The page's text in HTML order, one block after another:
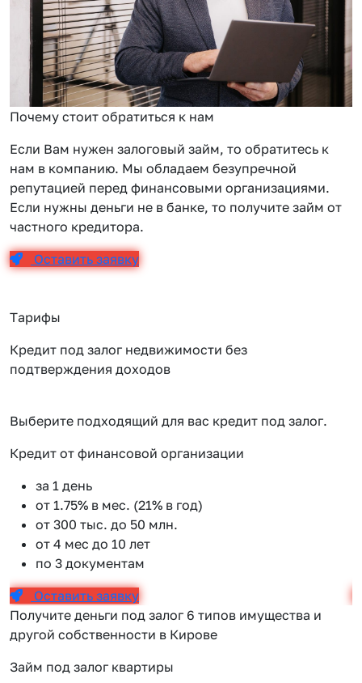
Почему стоит обратиться к нам
Если Вам нужен залоговый займ, то обратитесь к
нам в компанию. Мы обладаем безупречной
репутацией перед финансовыми организациями.
Если нужны деньги не в банке, то получите займ от
частного кредитора.
Оставить заявку
Тарифы
Кредит под залог недвижимости без
подтверждения доходов
Выберите подходящий для вас кредит под залог.
Кредит от финансовой организации
за 1 день
от 1.75% в мес. (21% в год)
от 300 тыс. до 50 млн.
от 4 мес до 10 лет
по 3 документам
Оставить заявку
Получите деньги под залог 6 типов имущества и
другой собственности в Кирове
Займ под залог квартиры